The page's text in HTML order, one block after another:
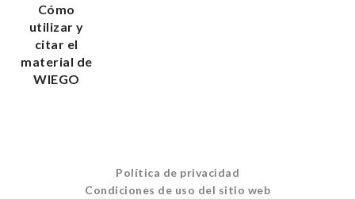
Cómo
utilizar y
citar el
material de
WIEGO
Política de privacidad
Condiciones de uso del sitio web